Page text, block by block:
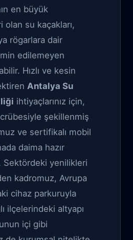
en büyük
olan su kaçakları,
rögarlara dair
edilemeyen
Hızlı ve kesin
Antalya Su
ihtiyaçlarınız için,
şekillenmiş
ve sertifikalı mobil
daima hazır
Sektördeki yenilikleri
kadromuz, Avrupa
cihaz parkuruyla
ilçelerindeki altyapı
içi gibi